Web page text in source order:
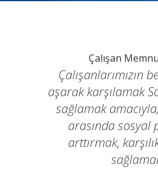
Çalışan Memnuniyeti
beklentilerini
karşılamak Sosyal İletişimi
amacıyla; Çalışanlar
arasında sosyal paylaşımı
arttırmak, karşılıklı saygıyı